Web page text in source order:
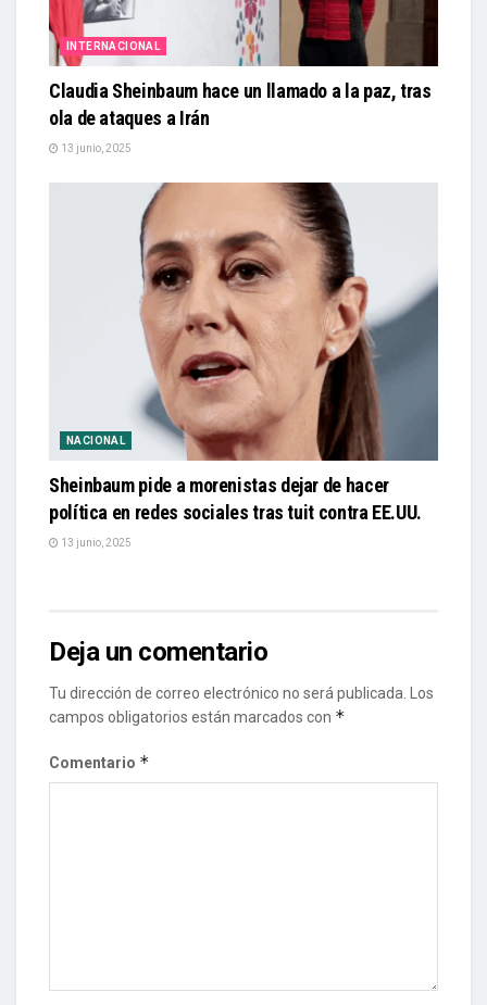
INTERNACIONAL
Claudia Sheinbaum hace un llamado a la paz, tras
ola de ataques a Irán
13 junio, 2025
NACIONAL
Sheinbaum pide a morenistas dejar de hacer
política en redes sociales tras tuit contra EE.UU.
13 junio, 2025
Deja un comentario
Tu dirección de correo electrónico no será publicada.
Los
campos obligatorios están marcados con *
Comentario *